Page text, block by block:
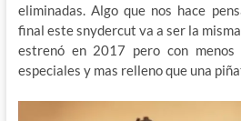
eliminadas. Algo que nos hace
final este snydercut va a ser la
estrenó en 2017 pero con menos
especiales y mas relleno que una